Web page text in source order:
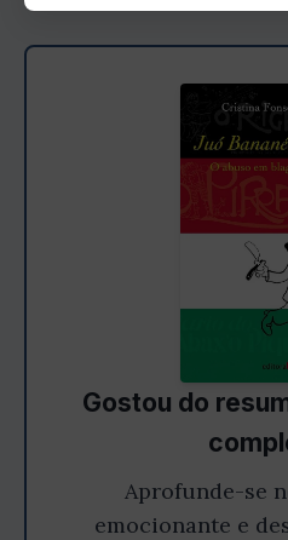
Gostou do
Aprofunde-se
emocionante e